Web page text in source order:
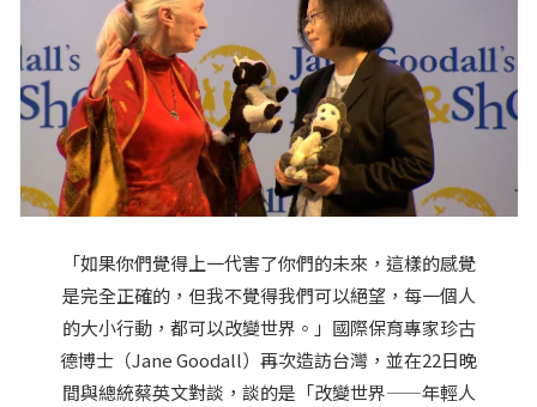
「如果你們覺得上一代害了你們的未來，這樣的感覺
是完全正確的，但我不覺得我們可以絕望，每一個人
的大小行動，都可以改變世界。」國際保育專家珍古
德博士（Jane Goodall）再次造訪台灣，並在22日晚
間與總統蔡英文對談，談的是「改變世界——年輕人